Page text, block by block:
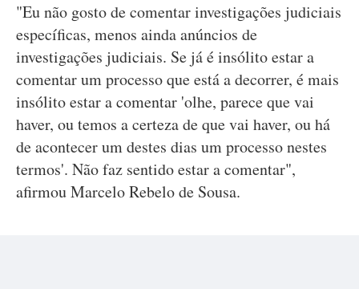
"Eu não gosto de comentar investigações judiciais
específicas, menos ainda anúncios de
investigações judiciais. Se já é insólito estar a
comentar um processo que está a decorrer, é mais
insólito estar a comentar 'olhe, parece que vai
haver, ou temos a certeza de que vai haver, ou há
de acontecer um destes dias um processo nestes
termos'. Não faz sentido estar a comentar",
afirmou Marcelo Rebelo de Sousa.